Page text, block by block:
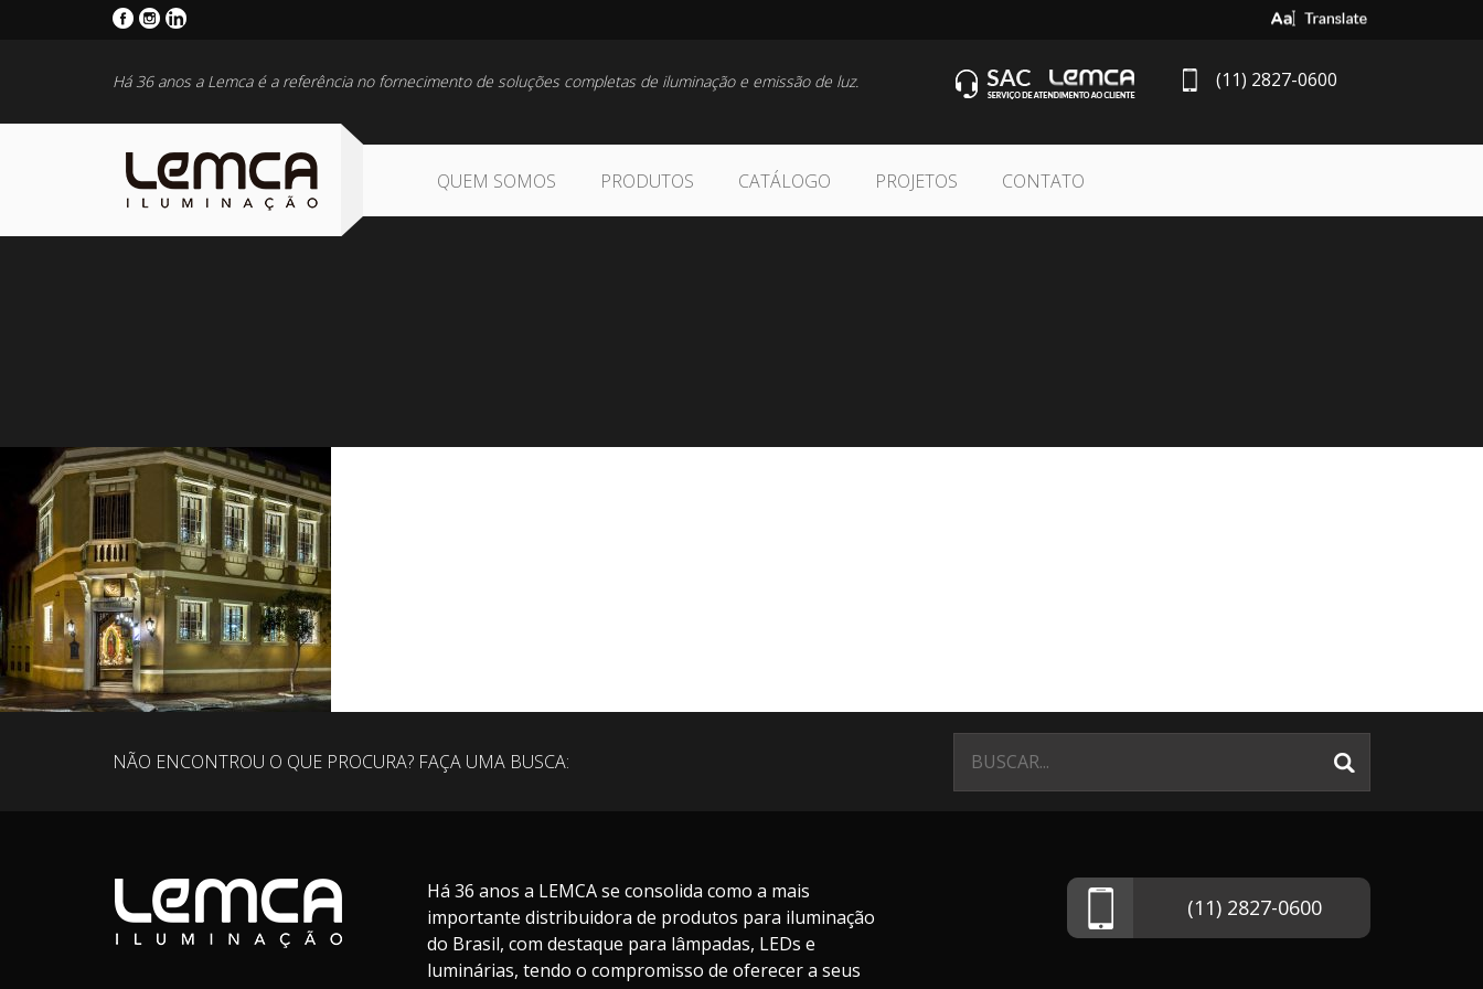
Select Language
Há 36 anos a Lemca é a referência no fornecimento de soluções completas de iluminação e emissão de luz. (11) 2827-0600
QUEM SOMOS PRODUTOS CATÁLOGO PROJETOS CONTATO
NÃO ENCONTROU O QUE PROCURA? FAÇA UMA BUSCA:
Há 36 anos a LEMCA se consolida como a mais
importante distribuidora de produtos para iluminação
do Brasil, com destaque para lâmpadas, LEDs e
luminárias, tendo o compromisso de oferecer a seus
(11) 2827-0600